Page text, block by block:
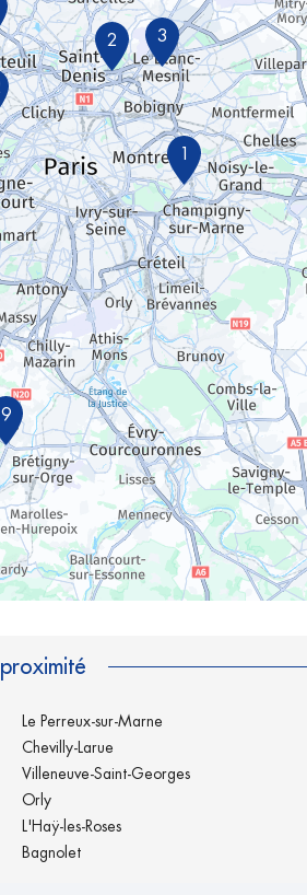
9
1
3
2
Le Perreux-sur-Marne
Chevilly-Larue
Villeneuve-Saint-Georges
Orly
L'Haÿ-les-Roses
Bagnolet